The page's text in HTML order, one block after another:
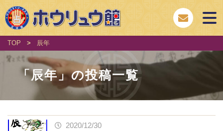
TOP > 辰年
「辰年」の投稿一覧
2020/12/30